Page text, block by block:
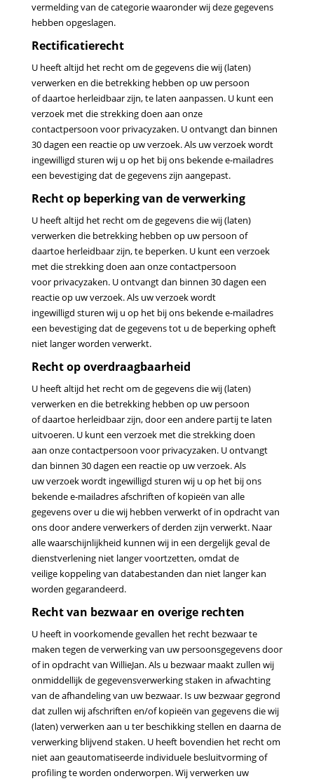
vermelding van de categorie waaronder wij deze gegevens
hebben opgeslagen.
Rectificatierecht
U heeft altijd het recht om de gegevens die wij (laten)
verwerken en die betrekking hebben op uw persoon
ofdaartoe herleidbaar zijn, te laten aanpassen. U kunt een
verzoek met die strekking doen aan onze
contactpersoon voor privacyzaken. U ontvangt dan binnen
30 dagen een reactie op uw verzoek. Als uw verzoek wordt
ingewilligd sturen wij u op het bij ons bekende e-mailadres
een bevestiging dat de gegevens zijn aangepast.
Recht op beperking van de verwerking
U heeft altijd het recht om de gegevens die wij (laten)
verwerken die betrekking hebben op uw persoon of
daartoe herleidbaar zijn, te beperken. U kunt een verzoek
met die strekking doen aan onze contactpersoon
voor privacyzaken. U ontvangt dan binnen 30 dagen een
reactie op uw verzoek. Als uw verzoek wordt
ingewilligd sturen wij u op het bij ons bekende e-mailadres
een bevestiging dat de gegevens tot u de beperking opheft
niet langer worden verwerkt.
Recht op overdraagbaarheid
U heeft altijd het recht om de gegevens die wij (laten)
verwerken en die betrekking hebben op uw persoon
ofdaartoe herleidbaar zijn, door een andere partij te laten
uitvoeren. U kunt een verzoek met die strekking doen
aan onze contactpersoon voor privacyzaken. U ontvangt
dan binnen 30 dagen een reactie op uw verzoek. Als
uwverzoek wordt ingewilligd sturen wij u op het bij ons
bekende e-mailadres afschriften of kopieën van alle
gegevensover u die wij hebben verwerkt of in opdracht van
ons door andere verwerkers of derden zijn verwerkt. Naar
allewaarschijnlijkheid kunnen wij in een dergelijk geval de
dienstverlening niet langer voortzetten, omdat de
veilige koppeling van databestanden dan niet langer kan
worden gegarandeerd.
Recht van bezwaar en overige rechten
U heeft in voorkomende gevallen het recht bezwaar te
maken tegen de verwerking van uw persoonsgegevensdoor
of in opdracht van WillieJan. Als u bezwaar maakt zullen wij
onmiddellijk de gegevensverwerking staken in afwachting
van de afhandeling van uw bezwaar. Is uw bezwaar gegrond
dat zullen wij afschriften en/of kopieën van gegevens die wij
(laten) verwerken aan u ter beschikking stellen en daarna de
verwerking blijvend staken. U heeft bovendien het recht om
niet aan geautomatiseerde individuele besluitvorming of
profiling te worden onderworpen. Wij verwerken uw